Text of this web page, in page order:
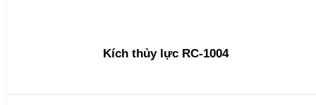
Kích thủy lực RC-1004